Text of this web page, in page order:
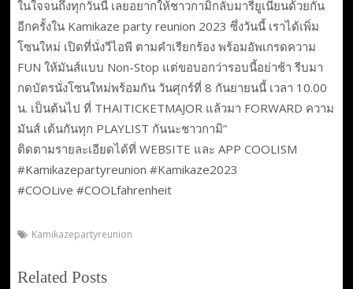
ในใจจนถึงทุกวันนี้ เลยอยากให้ชาวกามิกลับมารียูเนี่ยนด้วยกัน
อีกครั้งใน Kamikaze party reunion 2023 ซึ่งวันนี้ เราได้เพิ่ม
โซนใหม่ เปิดที่นั่งวีไอพี ตามคำเรียกร้อง พร้อมอัพเกรดความ
FUN ให้มันส์แบบ Non-Stop แต่ขอบอกว่ารอบนี้อย่าช้า รีบมา
กดบัตรนั่งโซนใหม่พร้อมกัน วันศุกร์ที่ 8 กันยายนนี้ เวลา 10.00
น. เป็นต้นไป ที่ THAITICKETMAJOR แล้วมา FORWARD ความ
มันส์ เต้นกันทุก PLAYLIST กันนะชาวกามิ”
ติดตามรายละเอียดได้ที่ WEBSITE และ APP COOLISM
#Kamikazepartyreunion #Kamikaze2023
#COOLive #COOLfahrenheit
Kamikazepartyreunion
Related Posts